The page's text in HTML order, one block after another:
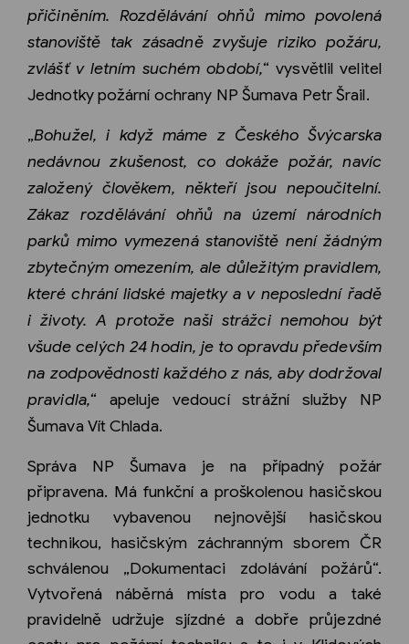
přičiněním. Rozdělávání ohňů mimo povolená
stanoviště tak zásadně zvyšuje riziko požáru,
zvlášť v letním suchém období,“ vysvětlil velitel
Jednotky požární ochrany NP Šumava Petr Šrail.
„Bohužel, i když máme z Českého Švýcarska
nedávnou zkušenost, co dokáže požár, navíc
založený člověkem, někteří jsou nepoučitelní.
Zákaz rozdělávání ohňů na území národních
parků mimo vymezená stanoviště není žádným
zbytečným omezením, ale důležitým pravidlem,
které chrání lidské majetky a v neposlední řadě
i životy. A protože naši strážci nemohou být
všude celých 24 hodin, je to opravdu především
na zodpovědnosti každého z nás, aby dodržoval
pravidla,“ apeluje vedoucí strážní služby NP
Šumava Vít Chlada.
Správa NP Šumava je na případný požár
připravena. Má funkční a proškolenou hasičskou
jednotku vybavenou nejnovější hasičskou
technikou, hasičským záchranným sborem ČR
schválenou „Dokumentaci zdolávání požárů“.
Vytvořená náběrná místa pro vodu a také
pravidelně udržuje sjízdné a dobře průjezdné